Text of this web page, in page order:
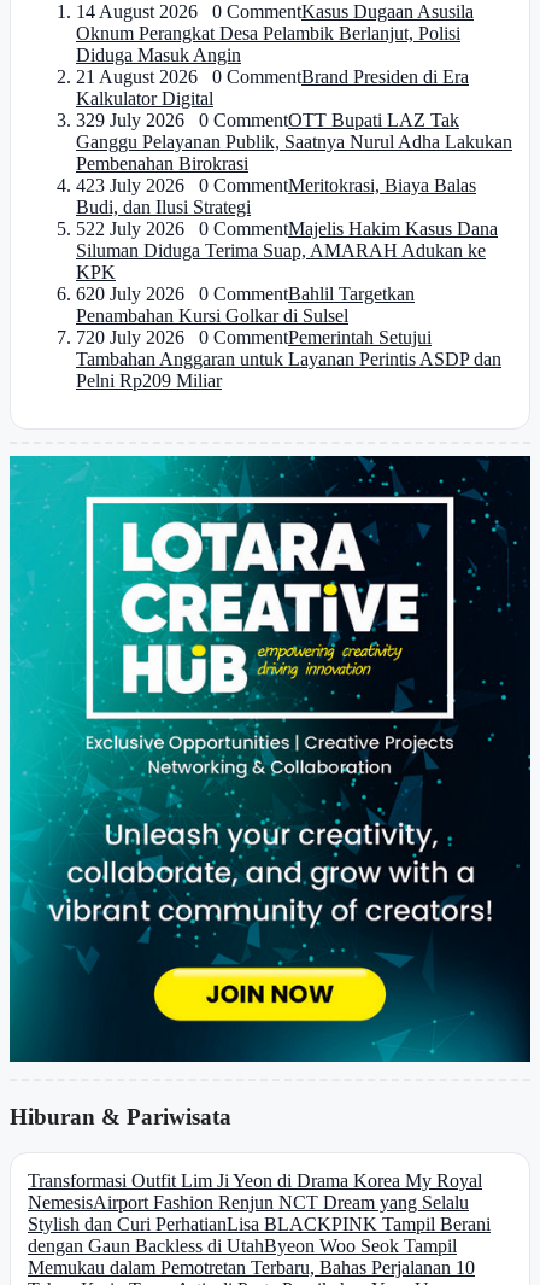
14 August 2026 0 CommentKasus Dugaan Asusila
Oknum Perangkat Desa Pelambik Berlanjut, Polisi
Diduga Masuk Angin
21 August 2026 0 CommentBrand Presiden di Era
Kalkulator Digital
329 July 2026 0 CommentOTT Bupati LAZ Tak
Ganggu Pelayanan Publik, Saatnya Nurul Adha Lakukan
Pembenahan Birokrasi
423 July 2026 0 CommentMeritokrasi, Biaya Balas
Budi, dan Ilusi Strategi
522 July 2026 0 CommentMajelis Hakim Kasus Dana
Siluman Diduga Terima Suap, AMARAH Adukan ke
KPK
620 July 2026 0 CommentBahlil Targetkan
Penambahan Kursi Golkar di Sulsel
720 July 2026 0 CommentPemerintah Setujui
Tambahan Anggaran untuk Layanan Perintis ASDP dan
Pelni Rp209 Miliar
Hiburan & Pariwisata
Transformasi Outfit Lim Ji Yeon di Drama Korea My Royal
NemesisAirport Fashion Renjun NCT Dream yang Selalu
Stylish dan Curi PerhatianLisa BLACKPINK Tampil Berani
dengan Gaun Backless di UtahByeon Woo Seok Tampil
Memukau dalam Pemotretan Terbaru, Bahas Perjalanan 10